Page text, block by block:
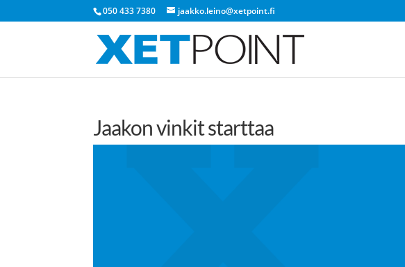
050 433 7380 jaakko.leino@xetpoint.fi
Jaakon vinkit starttaa